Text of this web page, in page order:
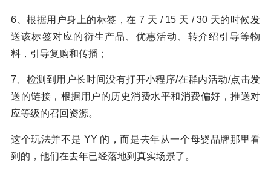
6、根据用户身上的标签，在 7 天 / 15 天 / 30 天的时候发
送该标签对应的衍生产品、优惠活动、转介绍引导等物
料，引导复购和传播；
7、检测到用户长时间没有打开小程序/在群内活动/点击发
送的链接，根据用户的历史消费水平和消费偏好，推送对
应等级的召回资源。
这个玩法并不是 YY 的，而是去年从一个母婴品牌那里看
到的，他们在去年已经落地到真实场景了。